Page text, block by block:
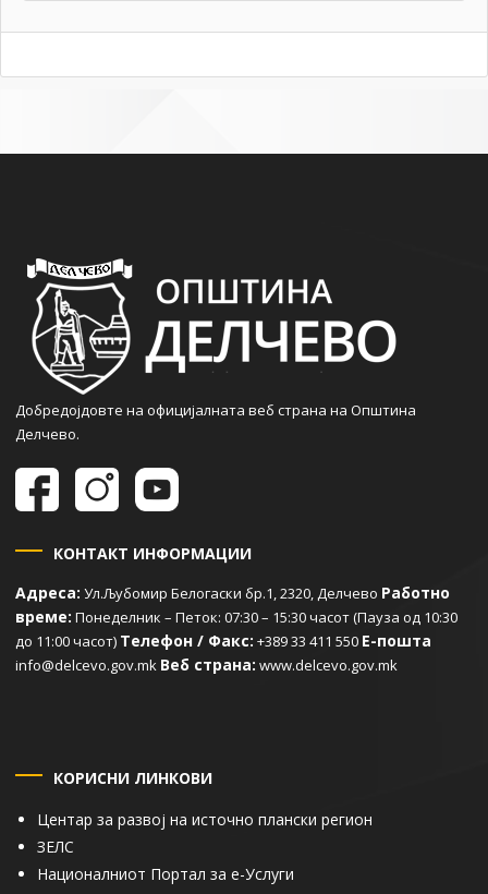
Добредојдовте на официјалната веб страна на Општина
Делчево.
КОНТАКТ ИНФОРМАЦИИ
Адреса: Ул.Љубомир Белогаски бр.1, 2320, Делчево Работно
време: Понеделник – Петок: 07:30 – 15:30 часот (Пауза од 10:30
до 11:00 часот) Телефон / Факс: +389 33 411 550 Е-пошта
info@delcevo.gov.mk Веб страна: www.delcevo.gov.mk
КОРИСНИ ЛИНКОВИ
Центар за развој на источно плански регион
ЗЕЛС
Националниот Портал за е-Услуги